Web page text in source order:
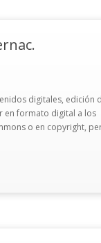
digitales, edición
en formato digital a los
o en copyright,